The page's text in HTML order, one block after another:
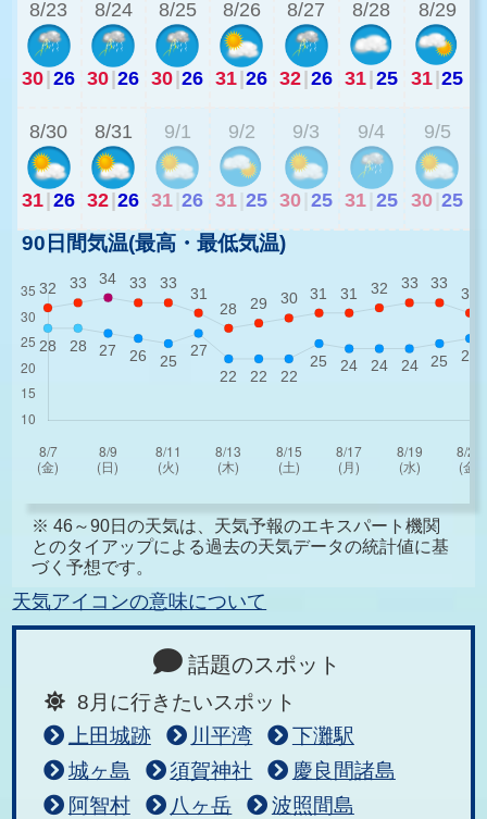
8/23
30|26
8/24
30|26
8/25
30|26
8/26
31|26
8/27
32|26
8/28
31|25
8/29
31|25
8/30
31|26
8/31
32|26
9/1
31 26
9/2
31 25
9/3
30 25
9/4
31 25
9/5
30 25
90日間気温(最高・最低気温)
※ 46～90日の天気は、天気予報のエキスパート機関
とのタイアップによる過去の天気データの統計値に基
づく予想です。
天気アイコンの意味について
話題のスポット
8月に行きたいスポット
上田城跡
川平湾
下灘駅
城ヶ島
須賀神社
慶良間諸島
阿智村
八ヶ岳
波照間島